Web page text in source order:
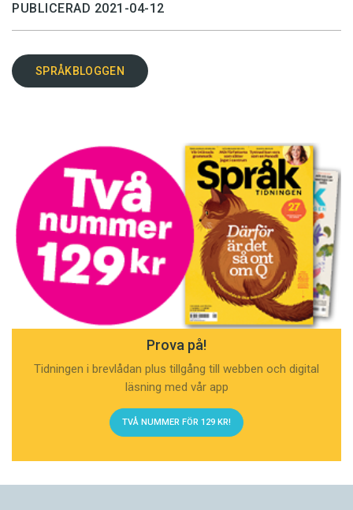
PUBLICERAD 2021-04-12
SPRÅKBLOGGEN
Prova på!
Tidningen i brevlådan plus tillgång till webben och digital
läsning med vår app
TVÅ NUMMER FÖR 129 KR!